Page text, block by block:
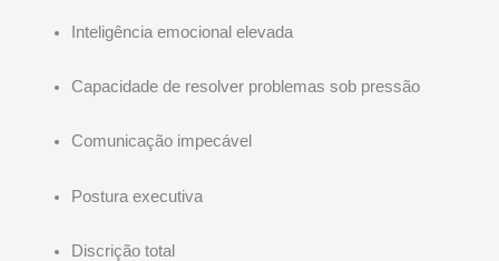
Inteligência emocional elevada
Capacidade de resolver problemas sob pressão
Comunicação impecável
Postura executiva
Discrição total